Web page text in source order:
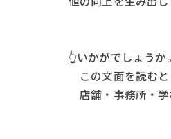
👆いかがでしょうか。
この文面を読むと
店舗・事務所・